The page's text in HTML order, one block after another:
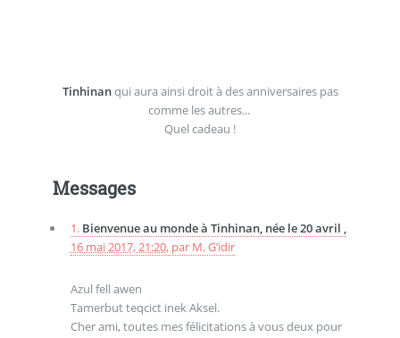
Tinhinanqui aura ainsi droit à des anniversaires pas
comme les autres...
Quel cadeau !
Messages
1. Bienvenue au monde à Tinhinan, née le 20 avril ,
16 mai 2017, 21:20, par M. G’idir
Azul fell awen
Tamerbut teqcict inek Aksel.
Cher ami, toutes mes félicitations à vous deux pour